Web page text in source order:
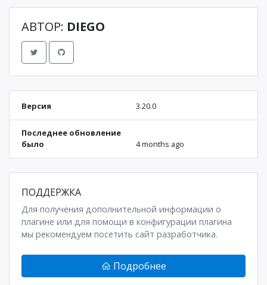
АВТОР: DIEGO
Версия 3.20.0
Последнее обновление
было
4 months ago
ПОДДЕРЖКА
Для получения дополнительной информации о
плагине или для помощи в конфигурации плагина
мы рекомендуем посетить сайт разработчика.
Подробнее